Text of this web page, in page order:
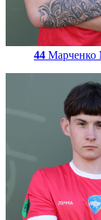
44 Марченко